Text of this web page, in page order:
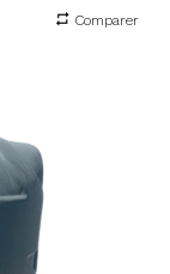
Comparer